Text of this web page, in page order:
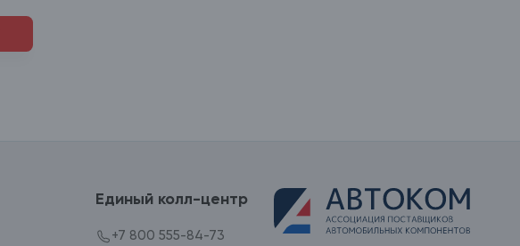
Единый колл-центр
+7 800 555-84-73